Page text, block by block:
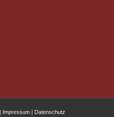
Impressum| Datenschutz